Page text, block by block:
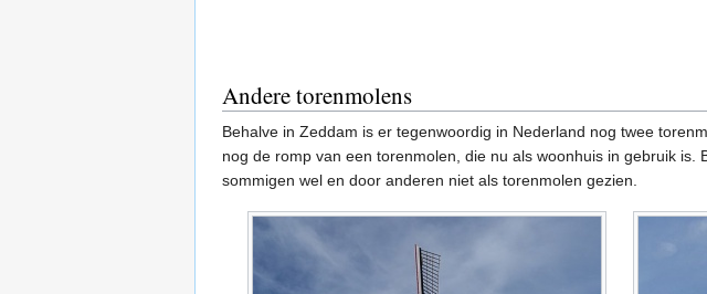
Andere torenmolens
Behalve in Zeddam is er tegenwoordig in Nederland nog twee
nog de romp van een torenmolen, die nu als woonhuis in gebruik is.
sommigen wel en door anderen niet als torenmolen gezien.